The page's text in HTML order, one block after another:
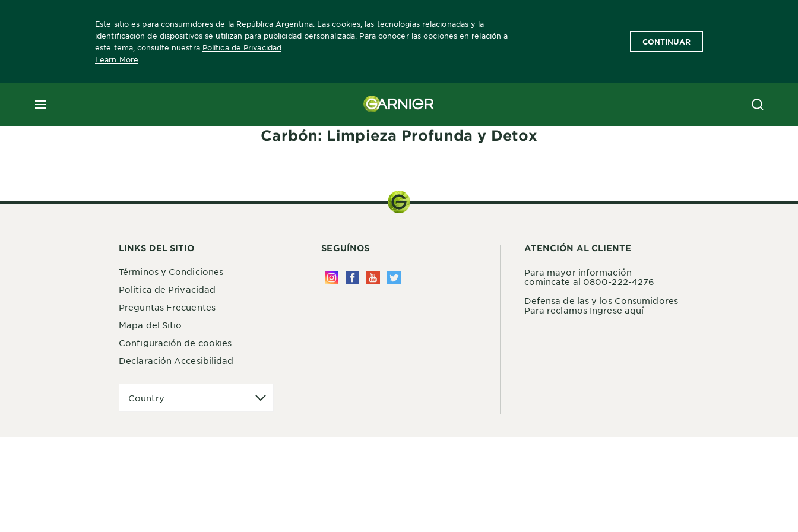
Este sitio es para consumidores de la República Argentina. Las cookies, las tecnologías relacionadas y la
identificación de dispositivos se utilizan para publicidad personalizada. Para conocer las opciones en relación a
este tema, consulte nuestra Política de Privacidad
Learn More
CONTINUAR
MENÚ
Home ingredientes
Carbón: Limpieza Profunda y Detox
LINKS DEL SITIO
Términos y Condiciones
Política de Privacidad
Preguntas Frecuentes
Mapa del Sitio
Configuración de cookies
Declaración Accesibilidad
Country
SEGUÍNOS ATENCIÓN AL CLIENTE
Para mayor información
comincate al 0800-222-4276
Defensa de las y los Consumidores
Para reclamos Ingrese aquí